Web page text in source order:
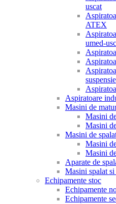
uscat
ATEX
umed-
suspensie
Aspiratoare
Masini de
Masini
Masini
Masini de
Masini
Masini
Aparate de
Masini spalat
Echipamente stoc
Echipamente
Echipamente